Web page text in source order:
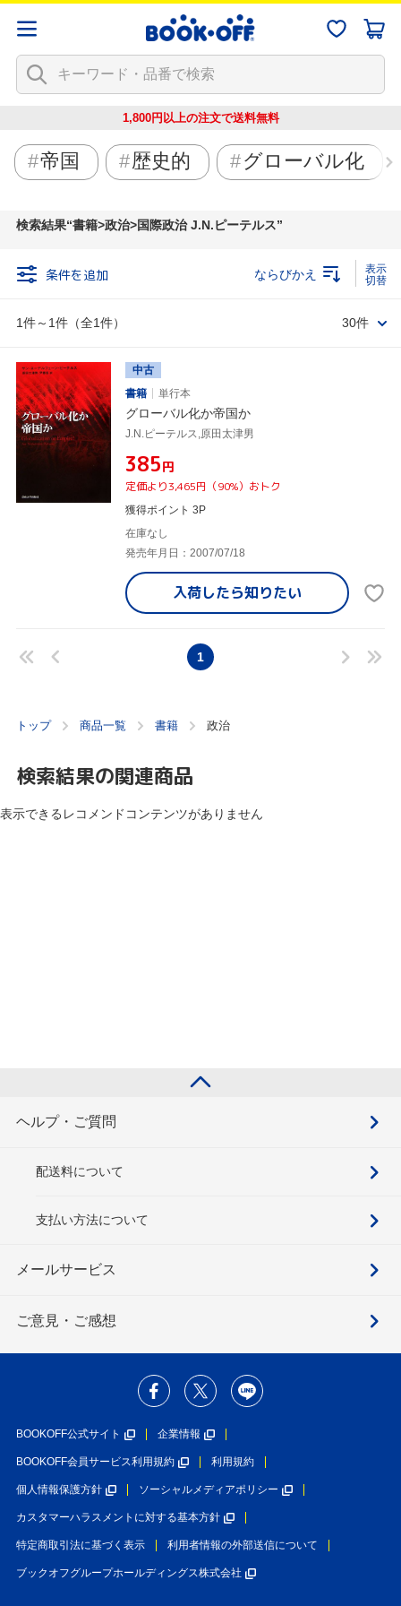
1,800円以上の注文で送料無料
帝国 歴史的 グローバル化
検索結果 書籍>政治>国際政治 J.N.ピーテルス
条件を追加
1件～1件（全1件）
ならびかえ
30件
中古
書籍
単行本
グローバル化か帝国か
J.N.ピーテルス,原田太津男
¥385円
定価より3,465円（90%）おトク
獲得ポイント 3P
在庫なし
発売年月日：2007/07/18
入荷したら知りたい
1
トップ 商品一覧 書籍 政治
検索結果の関連商品
表示できるレコメンドコンテンツがありません
ヘルプ・ご質問
配送料について
支払い方法について
メールサービス
ご意見・ご感想
BOOKOFF公式サイト 企業情報
BOOKOFF会員サービス利用規約 利用規約
個人情報保護方針 ソーシャルメディアポリシー
カスタマーハラスメントに対する基本方針
特定商取引法に基づく表示 利用者情報の外部送信について
ブックオフグループホールディングス株式会社